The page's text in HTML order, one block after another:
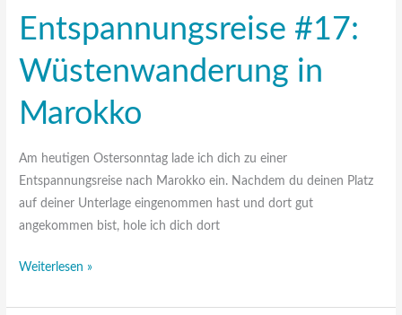
Entspannungsreise #17:
Wüstenwanderung in
Marokko
Am heutigen Ostersonntag lade ich dich zu einer
Entspannungsreise nach Marokko ein. Nachdem du deinen Platz
auf deiner Unterlage eingenommen hast und dort gut
angekommen bist, hole ich dich dort
Weiterlesen »